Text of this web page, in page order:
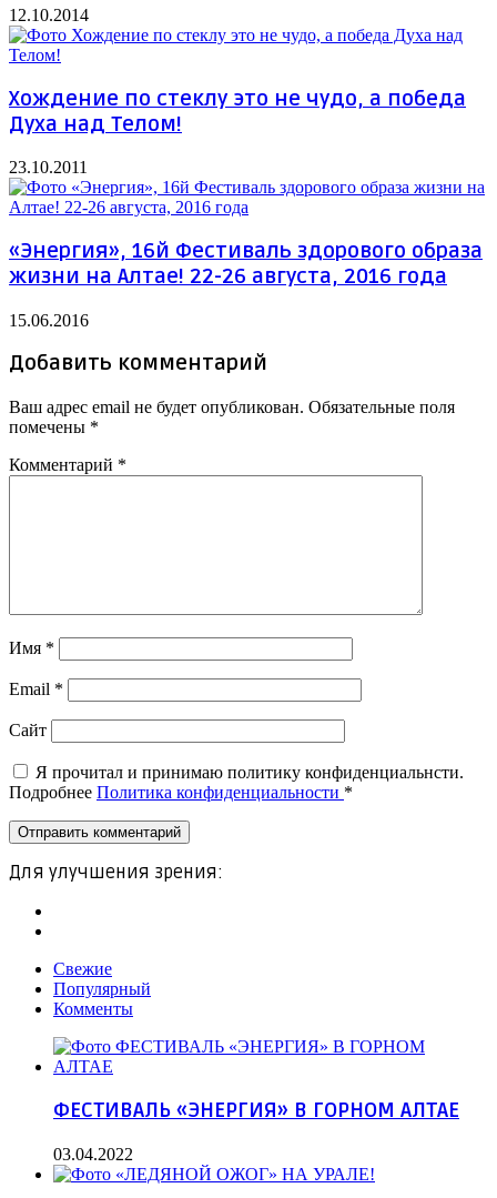
12.10.2014
Хождение по стеклу это не чудо, а победа
Духа над Телом!
23.10.2011
«Энергия», 16й Фестиваль здорового образа
жизни на Алтае! 22-26 августа, 2016 года
15.06.2016
Добавить комментарий
Ваш адрес email не будет опубликован. Обязательные поля
помечены *
Комментарий *
Имя *
Email *
Сайт
Я прочитал и принимаю политику конфиденциальнсти.
Подробнее Политика конфиденциальности *
Для улучшения зрения:
Свежие
Популярный
Комменты
ФЕСТИВАЛЬ «ЭНЕРГИЯ» В ГОРНОМ АЛТАЕ
03.04.2022